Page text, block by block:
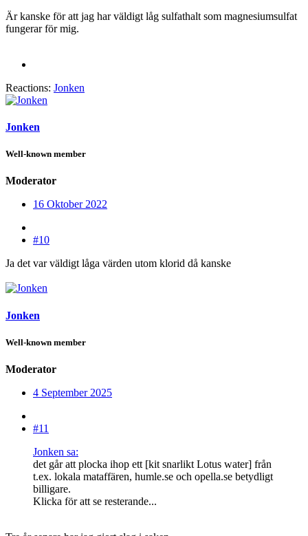
Är kanske för att jag har väldigt låg sulfathalt som magnesiumsulfat
fungerar för mig.
Reactions: Jonken
Jonken
Well-known member
Moderator
16 Oktober 2022
#10
Ja det var väldigt låga värden utom klorid då kanske
Jonken
Well-known member
Moderator
4 September 2025
#11
Jonken sa:
det går att plocka ihop ett [kit snarlikt Lotus water] från
t.ex. lokala mataffären, humle.se och opella.se betydligt
billigare.
Klicka för att se resterande...